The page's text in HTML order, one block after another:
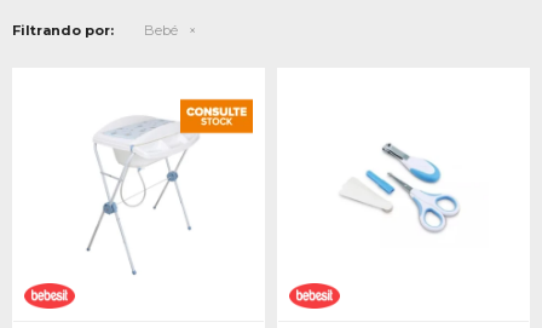
Filtrando por: Bebé